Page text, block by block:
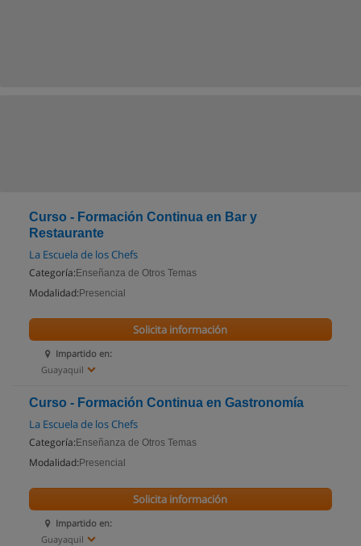
Curso - Formación Continua en Bar y
Restaurante
La Escuela de los Chefs
Categoría: Enseñanza de Otros Temas
Modalidad: Presencial
Impartido en:
Guayaquil
Solicita información
Curso - Formación Continua en Gastronomía
La Escuela de los Chefs
Categoría: Enseñanza de Otros Temas
Modalidad: Presencial
Impartido en:
Guayaquil
Solicita información